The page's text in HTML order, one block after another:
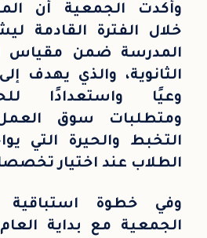
وأكدت الجمعية أن
خلال الفترة القادمة
المدرسة ضمن مقياس
الثانوية، والذي يهدف
وعيًا واستعدادًا
ومتطلبات سوق
التخبط والحيرة التي
الطلاب عند اختيار
وفي خطوة استباقية
الجمعية مع بداية